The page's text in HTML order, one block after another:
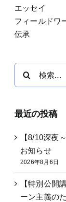
エッセイ
フィールドワ
伝承
最近の投稿
【8/10深夜
お知らせ
2026年8月6日
【特別公開
ーン主義の